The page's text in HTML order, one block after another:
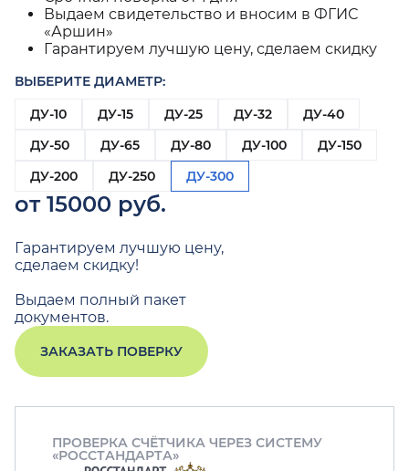
Выдаем свидетельство и вносим в ФГИС
«Аршин»
Гарантируем лучшую цену, сделаем скидку
ВЫБЕРИТЕ ДИАМЕТР:
ДУ-10
ДУ-15 ДУ-25 ДУ-32
ДУ-40
ДУ-50
ДУ-65 ДУ-80 ДУ-100
ДУ-150
ДУ-200
ДУ-250 ДУ-300
от 15000 руб.
Гарантируем лучшую цену,
сделаем скидку!
Выдаем полный пакет
документов.
ЗАКАЗАТЬ ПОВЕРКУ
ПРОВЕРКА СЧЁТЧИКА ЧЕРЕЗ СИСТЕМУ
«РОССТАНДАРТА»